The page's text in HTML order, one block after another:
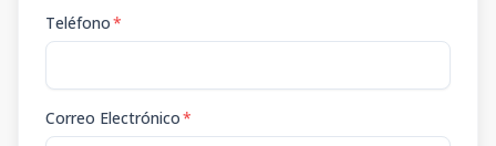
Teléfono*
Correo Electrónico*